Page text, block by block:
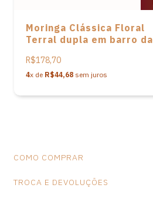
Moringa Clássica Floral
Terral dupla em barro da
Lavradores e Artesãos de
Campo Alegre
R$178,70
4x de R$44,68 sem juros
COMO COMPRAR
TROCA E DEVOLUÇÕES